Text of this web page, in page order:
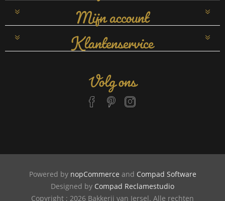
Mijn account
Klantenservice
Volg ons
Powered by nopCommerce and Compad Software
Designed by Compad Reclamestudio
Copyright ; 2026 Bakkerij van Iersel. Alle rechten